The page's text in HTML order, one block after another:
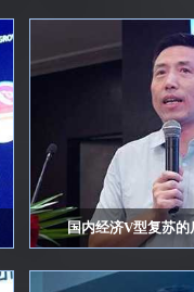
国内经济V型复苏